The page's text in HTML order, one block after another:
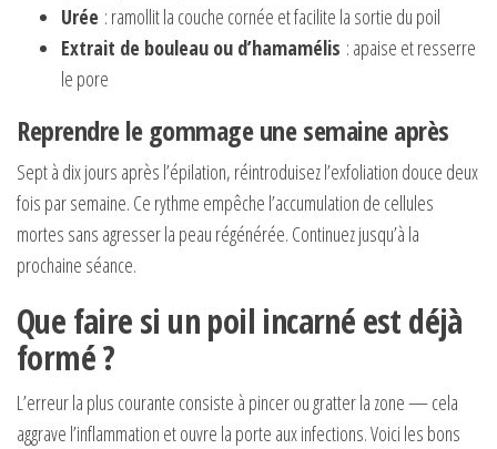
Urée : ramollit la couche cornée et facilite la sortie du poil
Extrait de bouleau ou d’hamamélis : apaise et resserre
le pore
Reprendre le gommage une semaine après
Sept à dix jours après l’épilation, réintroduisez l’exfoliation douce deux
fois par semaine. Ce rythme empêche l’accumulation de cellules
mortes sans agresser la peau régénérée. Continuez jusqu’à la
prochaine séance.
Que faire si un poil incarné est déjà
formé ?
L’erreur la plus courante consiste à pincer ou gratter la zone — cela
aggrave l’inflammation et ouvre la porte aux infections. Voici les bons